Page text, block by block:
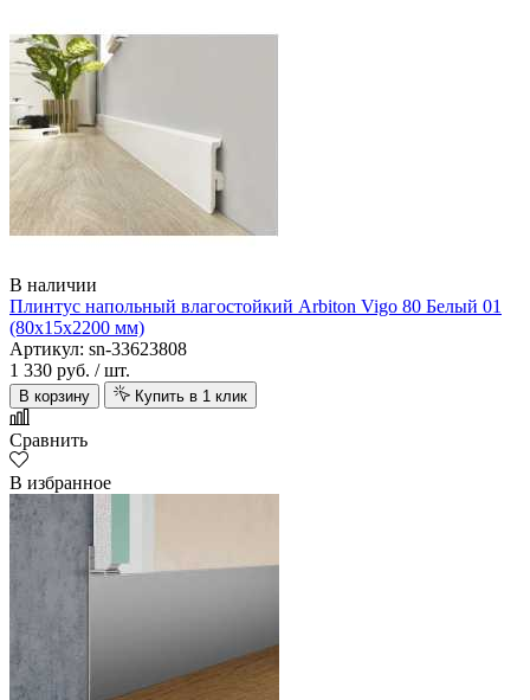
В наличии
Плинтус напольный влагостойкий Arbiton Vigo 80 Белый 01
(80х15х2200 мм)
Артикул: sn-33623808
1 330 руб. / шт.
В корзину Купить в 1 клик
Сравнить
В избранное